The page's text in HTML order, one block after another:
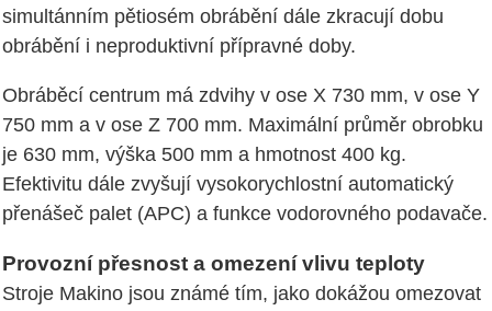
simultánním pětiosém obrábění dále zkracují dobu
obrábění i neproduktivní přípravné doby.
Obráběcí centrum má zdvihy v ose X 730 mm, v ose Y
750 mm a v ose Z 700 mm. Maximální průměr obrobku
je 630 mm, výška 500 mm a hmotnost 400 kg.
Efektivitu dále zvyšují vysokorychlostní automatický
přenášeč palet (APC) a funkce vodorovného podavače.
Provozní přesnost a omezení vlivu teploty
Stroje Makino jsou známé tím, jako dokážou omezovat